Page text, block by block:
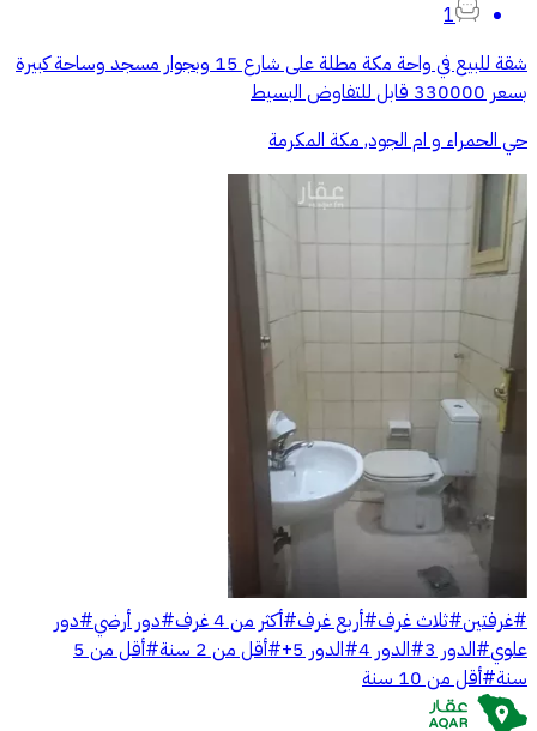
1
شقة للبيع في واحة مكة مطلة على شارع 15 وبجوار مسجد وساحة كبيرة
بسعر 330000 قابل للتفاوض البسيط
حي الحمراء و ام الجود, مكة المكرمة
#غرفتين#ثلاث غرف#أربع غرف#أكثر من 4 غرف #دور أرضي#دور
علوي#الدور 3 #الدور 4 #الدور 5+ #أقل من 2 سنة #
أقل من 5
سنة#أقل من 10 سنة